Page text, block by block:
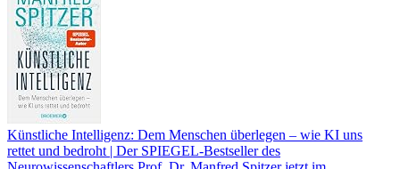
Künstliche Intelligenz: Dem Menschen überlegen – wie KI uns
rettet und bedroht | Der SPIEGEL-Bestseller des